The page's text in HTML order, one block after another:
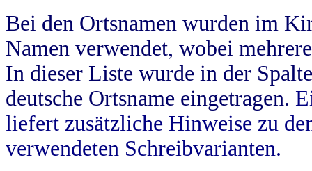
Bei den Ortsnamen wurden im
Namen verwendet, wobei
In dieser Liste wurde in der
deutsche Ortsname eingetragen.
liefert zusätzliche Hinweise zu
verwendeten Schreibvarianten.